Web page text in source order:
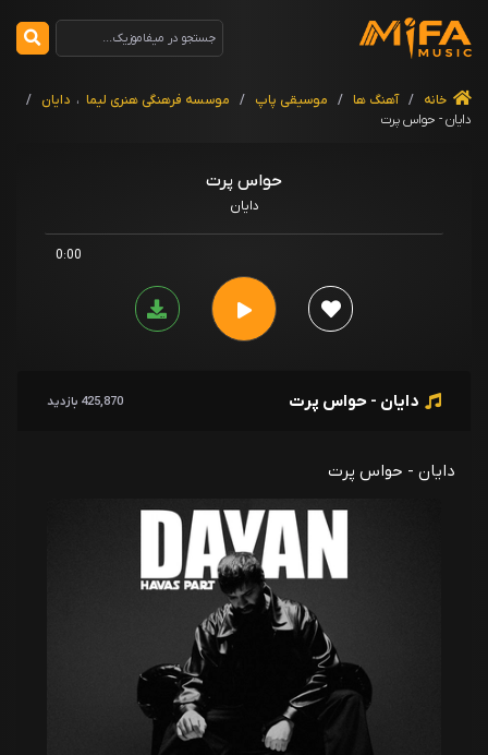
خانه / آهنگ ها / موسیقی پاپ / موسسه فرهنگی هنری لیما ، دایان
/
دایان - حواس پرت
حواس پرت
دایان
0:00
دایان - حواس پرت 425,870 بازدید
دایان - حواس پرت